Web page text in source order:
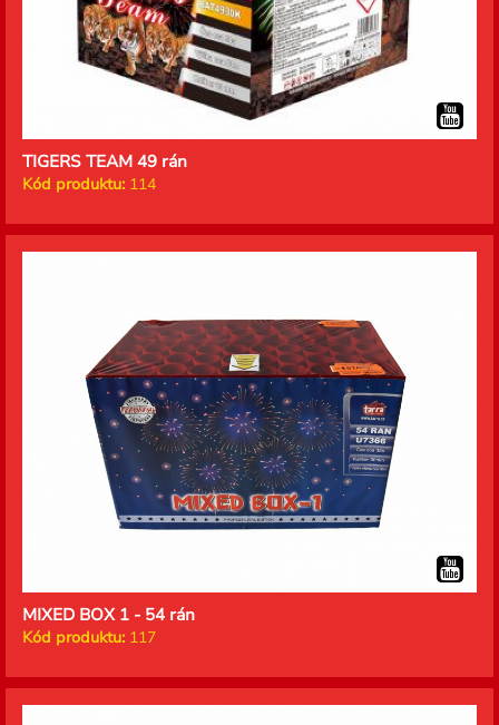
TIGERS TEAM 49 rán
Kód produktu: 114
MIXED BOX 1 - 54 rán
Kód produktu: 117